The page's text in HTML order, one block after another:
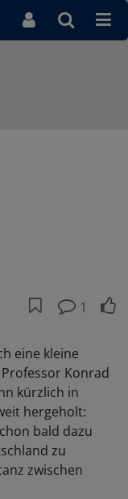
1
eine kleine
Konrad
kürzlich in
hergeholt:
bald dazu
zu
zwischen